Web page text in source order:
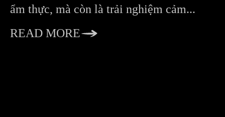
ẩm thực, mà còn là trải nghiệm cảm...
READ MORE